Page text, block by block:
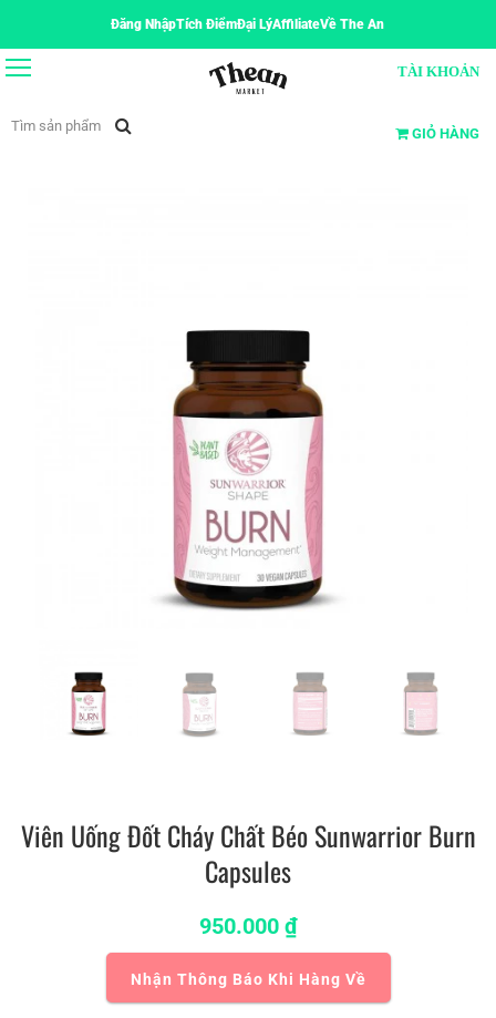
Đăng NhậpTích ĐiểmĐại LýAffiliateVề The An
TÀI KHOẢN
GIỎ HÀNG
Viên Uống Đốt Cháy Chất Béo Sunwarrior Burn
Capsules
950.000 ₫
Nhận Thông Báo Khi Hàng Về